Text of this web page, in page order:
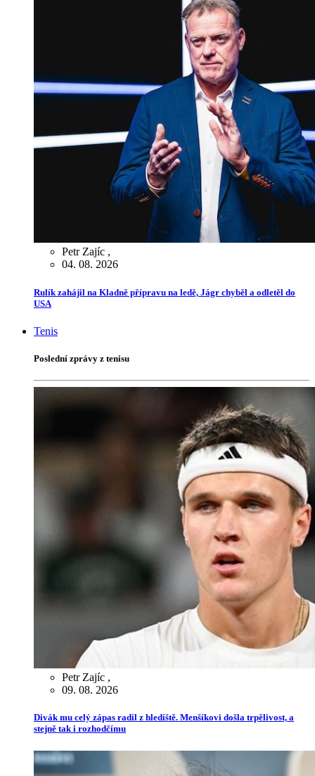
Petr Zajíc ,
04. 08. 2026
Rulík zahájil na Kladně přípravu na ledě, Jágr chyběl a odletěl do
USA
Tenis
Poslední zprávy z tenisu
Petr Zajíc ,
09. 08. 2026
Divák mu celý zápas radil z hlediště. Menšíkovi došla trpělivost, a
stejně tak i rozhodčímu